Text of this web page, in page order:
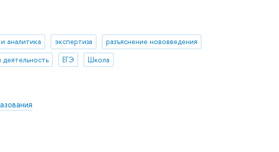
аналитика экспертиза
разъяснение нововведения
ЕГЭ Школа